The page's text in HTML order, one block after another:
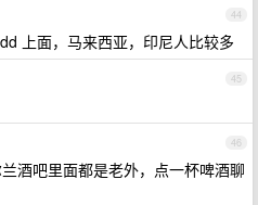
44
上面，马来西亚，印尼人比较多
45
46
酒吧里面都是老外，点一杯啤酒聊